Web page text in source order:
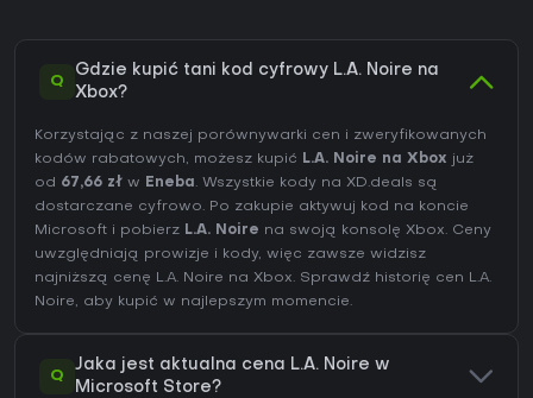
Q
Gdzie kupić tani kod cyfrowy L.A. Noire na
Xbox?
Korzystając z naszej porównywarki cen i zweryfikowanych
kodów rabatowych, możesz kupić L.A. Noire na Xbox już
od 67,66 zł w Eneba. Wszystkie kody na XD.deals są
dostarczane cyfrowo. Po zakupie aktywuj kod na koncie
Microsoft i pobierz L.A. Noire na swoją konsolę Xbox. Ceny
uwzględniają prowizje i kody, więc zawsze widzisz
najniższą cenę L.A. Noire na Xbox. Sprawdź historię cen L.A.
Noire, aby kupić w najlepszym momencie.
Q
Jaka jest aktualna cena L.A. Noire w
Microsoft Store?